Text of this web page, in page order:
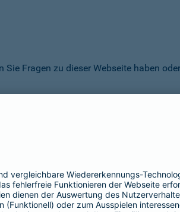
Fragen zu dieser Webseite haben